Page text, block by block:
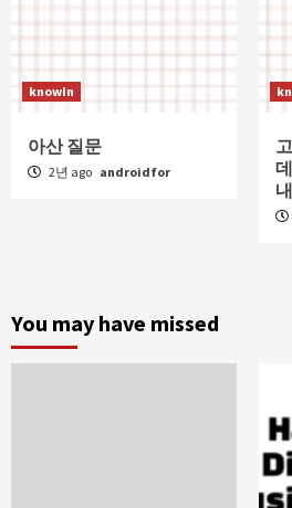
knowIn
아산 질문
2년 ago androidfor
You may have missed